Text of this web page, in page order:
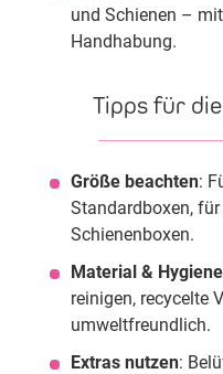
und Schienen –
Handhabung.
Tipps für
Größe beachten:
Standardboxen,
Schienenboxen.
Material & Hygiene
reinigen, recycelte
umweltfreundlich.
Extras nutzen: